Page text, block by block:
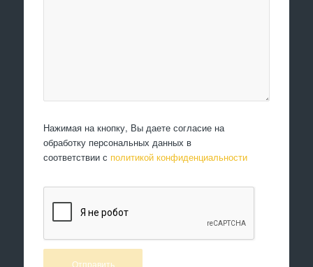
Нажимая на кнопку, Вы даете согласие на
обработку персональных данных в
соответствии с политикой конфиденциальности